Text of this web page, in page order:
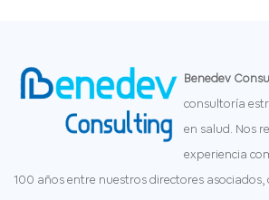
Benedev
consultoría
en salud. Nos
experiencia
100 años entre nuestros directores